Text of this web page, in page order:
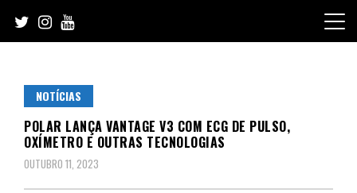
content
NOTÍCIAS
POLAR LANÇA VANTAGE V3 COM ECG DE PULSO,
OXÍMETRO E OUTRAS TECNOLOGIAS
OUTUBRO 11, 2023